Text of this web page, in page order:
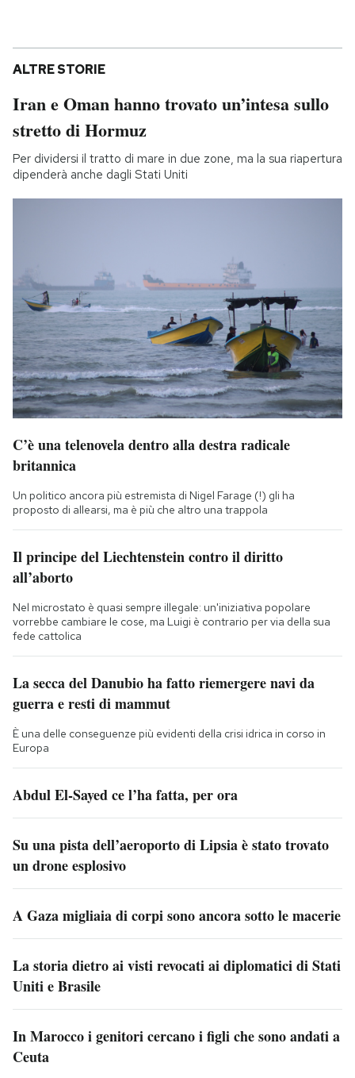
ALTRE STORIE
Iran e Oman hanno trovato un’intesa sullo
stretto di Hormuz
Per dividersi il tratto di mare in due zone, ma la sua riapertura
dipenderà anche dagli Stati Uniti
C’è una telenovela dentro alla destra radicale
britannica
Un politico ancora più estremista di Nigel Farage (!) gli ha
proposto di allearsi, ma è più che altro una trappola
Il principe del Liechtenstein contro il diritto
all’aborto
Nel microstato è quasi sempre illegale: un'iniziativa popolare
vorrebbe cambiare le cose, ma Luigi è contrario per via della sua
fede cattolica
La secca del Danubio ha fatto riemergere navi da
guerra e resti di mammut
È una delle conseguenze più evidenti della crisi idrica in corso in
Europa
Abdul El-Sayed ce l’ha fatta, per ora
Su una pista dell’aeroporto di Lipsia è stato trovato
un drone esplosivo
A Gaza migliaia di corpi sono ancora sotto le macerie
La storia dietro ai visti revocati ai diplomatici di Stati
Uniti e Brasile
In Marocco i genitori cercano i figli che sono andati a
Ceuta